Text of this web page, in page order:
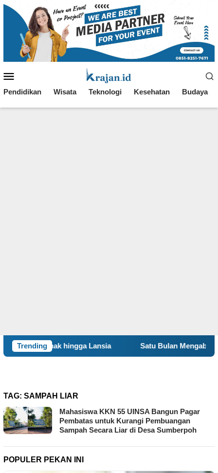
Loncat
Mobile
Pendidikan Wisata Teknologi Kesehatan Budaya
Trending
hingga Lansia Satu Bulan Mengabdi, BBK 8
TAG: SAMPAH LIAR
Mahasiswa KKN 55 UINSA Bangun Pagar
Pembatas untuk Kurangi Pembuangan
Sampah Secara Liar di Desa Sumberpoh
POPULER PEKAN INI